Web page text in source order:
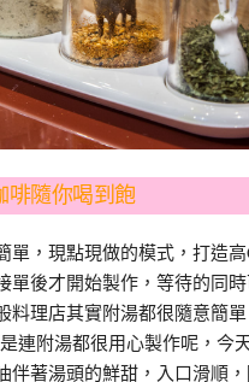
啡隨你喝到飽
單，現點現做的模式，打造高
單後才開始製作，等待的同
料理店其實附湯都很隨意簡
連附湯都很用心製作呢，今
伴著湯頭的鮮甜，入口滑順，